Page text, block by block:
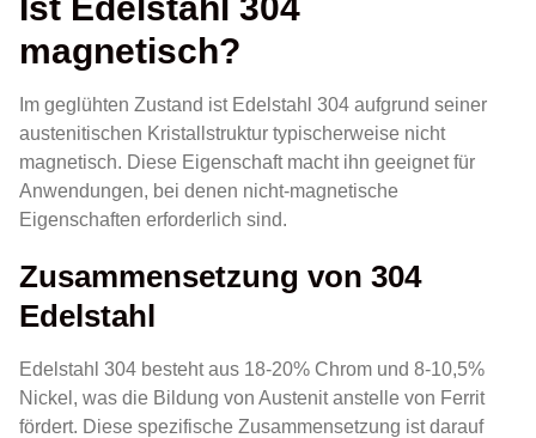
magnetisch?
Im geglühten Zustand ist Edelstahl 304 aufgrund seiner
austenitischen Kristallstruktur typischerweise nicht
magnetisch. Diese Eigenschaft macht ihn geeignet für
Anwendungen, bei denen nicht-magnetische
Eigenschaften erforderlich sind.
Zusammensetzung von 304
Edelstahl
Edelstahl 304 besteht aus 18-20% Chrom und 8-10,5%
Nickel, was die Bildung von Austenit anstelle von Ferrit
fördert. Diese spezifische Zusammensetzung ist darauf